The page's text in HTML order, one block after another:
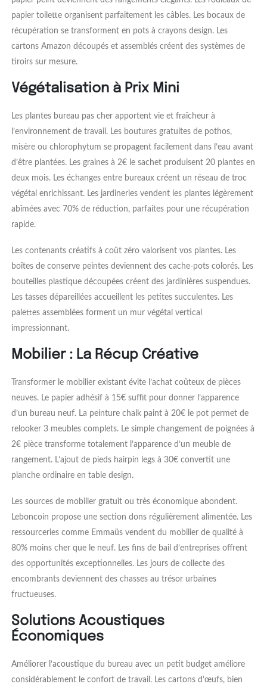
papier toilette organisent parfaitement les câbles. Les bocaux de
récupération se transforment en pots à crayons design. Les
cartons Amazon découpés et assemblés créent des systèmes de
tiroirs sur mesure.
Végétalisation à Prix Mini
Les plantes bureau pas cher apportent vie et fraîcheur à
l’environnement de travail. Les boutures gratuites de pothos,
misère ou chlorophytum se propagent facilement dans l’eau avant
d’être plantées. Les graines à 2€ le sachet produisent 20 plantes en
deux mois. Les échanges entre bureaux créent un réseau de troc
végétal enrichissant. Les jardineries vendent les plantes légèrement
abîmées avec 70% de réduction, parfaites pour une récupération
rapide.
Les contenants créatifs à coût zéro valorisent vos plantes. Les
boîtes de conserve peintes deviennent des cache-pots colorés. Les
bouteilles plastique découpées créent des jardinières suspendues.
Les tasses dépareillées accueillent les petites succulentes. Les
palettes assemblées forment un mur végétal vertical
impressionnant.
Mobilier : La Récup Créative
Transformer le mobilier existant évite l’achat coûteux de pièces
neuves. Le papier adhésif à 15€ suffit pour donner l’apparence
d’un bureau neuf. La peinture chalk paint à 20€ le pot permet de
relooker 3 meubles complets. Le simple changement de poignées à
2€ pièce transforme totalement l’apparence d’un meuble de
rangement. L’ajout de pieds hairpin legs à 30€ convertit une
planche ordinaire en table design.
Les sources de mobilier gratuit ou très économique abondent.
Leboncoin propose une section dons régulièrement alimentée. Les
ressourceries comme Emmaüs vendent du mobilier de qualité à
80% moins cher que le neuf. Les fins de bail d’entreprises offrent
des opportunités exceptionnelles. Les jours de collecte des
encombrants deviennent des chasses au trésor urbaines
fructueuses.
Solutions Acoustiques
Économiques
Améliorer l’acoustique du bureau avec un petit budget améliore
considérablement le confort de travail. Les cartons d’œufs, bien